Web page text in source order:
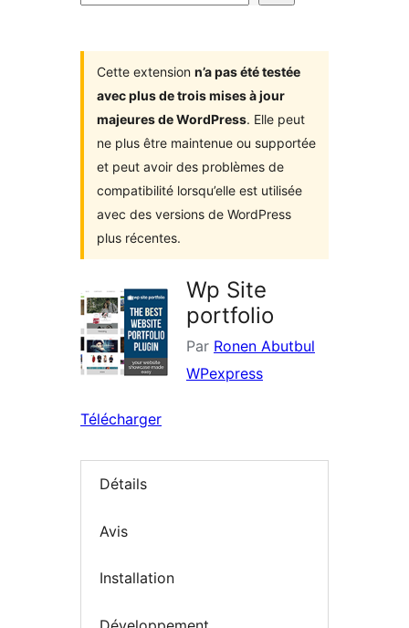
Cette extension n’a pas été testée
avec plus de trois mises à jour
majeures de WordPress. Elle peut
ne plus être maintenue ou supportée
et peut avoir des problèmes de
compatibilité lorsqu’elle est utilisée
avec des versions de WordPress
plus récentes.
Wp Site
portfolio
Par Ronen Abutbul
WPexpress
Télécharger
Détails
Avis
Installation